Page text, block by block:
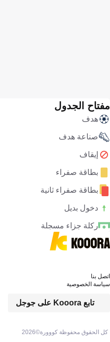
مفتاح الجدول
هدف
صناعة هدف
إيقاف
بطاقة صفراء
بطاقة صفراء ثانية
دخول بديل
ركلة جزاء مسجلة
كل الحقوق محفوظة كووورة©2026
تابع Kooora على جوجل
اتصل بنا
سياسة الخصوصية